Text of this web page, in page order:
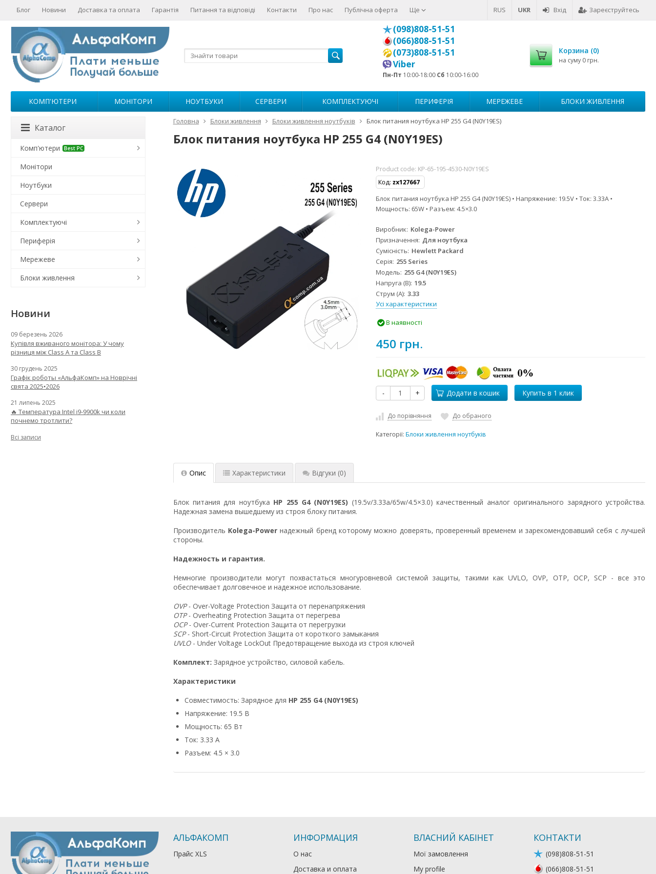
RUS UKR Вхід Зареєструйтесь
Блог Новини Доставка та оплата Гарантія Питання та відповіді Контакти Про нас Публічна оферта Ще
(098)808-51-51
(066)808-51-51
(073)808-51-51
Viber
Пн-Пт 10:00-18:00 Сб 10:00-16:00
Корзина (0)
на суму 0 грн.
КОМП'ЮТЕРИ МОНІТОРИ НОУТБУКИ СЕРВЕРИ КОМПЛЕКТУЮЧІ ПЕРИФЕРІЯ МЕРЕЖЕВЕ БЛОКИ ЖИВЛЕННЯ
Головна Блоки живлення Блоки живлення ноутбуків Блок питания ноутбука HP 255 G4 (N0Y19ES)
Блок питания ноутбука HP 255 G4 (N0Y19ES)
Product code: KP-65-195-4530-N0Y19ES
Код: zx127667
Блок питания ноутбука HP 255 G4 (N0Y19ES) • Напряжение: 19.5V • Ток: 3.33A •
Мощность: 65W • Разъем: 4.5×3.0
Виробник Kolega-Power
Призначення Для ноутбука
Сумісність Hewlett Packard
Серія 255 Series
Модель 255 G4 (N0Y19ES)
Напруга (В) 19.5
Струм (А) 3.33
Усі характеристики
В наявності
450 грн.
- + Додати в кошик
До порівняння До обраного
Категорії:Блоки живлення ноутбуків
Опис Характеристики Відгуки (0)
Блок питания для ноутбука HP 255 G4 (N0Y19ES) (19.5v/3.33a/65w/4.5×3.0) качественный аналог оригинального зарядного устройства.
Надежная замена вышедшему из строя блоку питания.
Производитель Kolega-Powerнадежный бренд которому можно доверять, проверенный временем и зарекомендовавший себя с лучшей
стороны.
Надежность и гарантия.
Немногие производители могут похвастаться многуровневой системой защиты, такими как UVLO, OVP, OTP, OCP, SCP - все это
обеспечивает долговечное и надежное использование.
OVP- Over-Voltage Protection Защита от перенапряжения
OTP- Overheating Protection Защита от перегрева
OCP- Over-Current Protection Защита от перегрузки
SCP- Short-Circuit Protection Защита от короткого замыкания
UVLO- Under Voltage LockOut Предотвращение выхода из строя ключей
Комплект: Зарядное устройство, силовой кабель.
Характеристики
Совместимость: Зарядное для HP 255 G4 (N0Y19ES)
Напряжение: 19.5 В
Мощность: 65 Вт
Ток: 3.33 А
Разъем: 4.5 × 3.0
Каталог
Комп'ютери Best PC
Монітори
Ноутбуки
Сервери
Комплектуючі
Периферія
Мережеве
Блоки живлення
Новини
09 березень 2026
Купівля вживаного монітора: У чому
різниця між Class A та Class B
30 грудень 2025
Графік роботы «АльфаКомп» на Новрічні
свята 2025•2026
21 липень 2025
🔥 Температура Intel i9-9900k чи коли
почнемо тротлити?
Всі записи
АЛЬФАКОМП
Прайс XLS
ИНФОРМАЦИЯ
О нас
Доставка и оплата
ВЛАСНИЙ КАБІНЕТ
Мої замовлення
My profile
КОНТАКТИ
(098)808-51-51
(066)808-51-51